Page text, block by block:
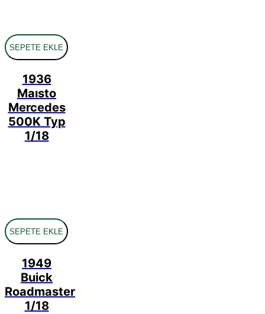
SEPETE EKLE
1936
Maısto
Mercedes
500K Typ
1/18
SEPETE EKLE
1949
Buick
Roadmaster
1/18